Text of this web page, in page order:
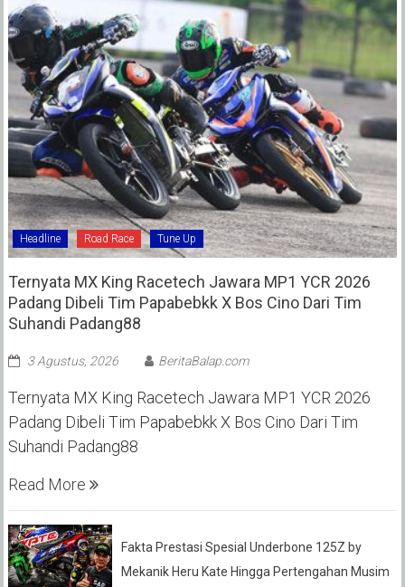
Headline Road Race Tune Up
Ternyata MX King Racetech Jawara MP1 YCR 2026
Padang Dibeli Tim Papabebkk X Bos Cino Dari Tim
Suhandi Padang88
3 Agustus, 2026 BeritaBalap.com
Ternyata MX King Racetech Jawara MP1 YCR 2026
Padang Dibeli Tim Papabebkk X Bos Cino Dari Tim
Suhandi Padang88
Read More
Fakta Prestasi Spesial Underbone 125Z by
Mekanik Heru Kate Hingga Pertengahan Musim